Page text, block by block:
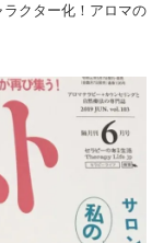
クター化！アロマの